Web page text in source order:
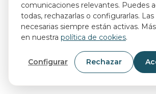
comunicaciones relevantes. Puedes
todas, rechazarlas o configurarlas.
necesarias siempre están activas.
en nuestra política de cookies.
Configurar Rechazar